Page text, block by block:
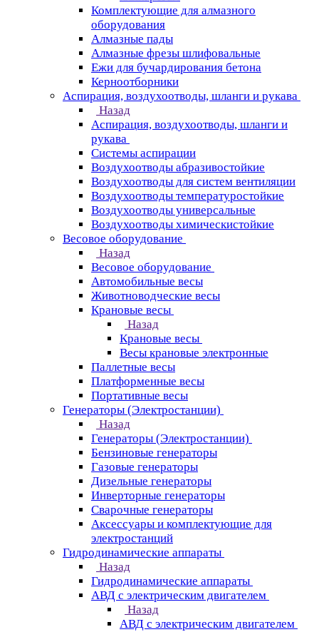
Комплектующие для алмазного
оборудования
Алмазные пады
Алмазные фрезы шлифовальные
Ежи для бучардирования бетона
Керноотборники
Аспирация, воздухоотводы, шланги и рукава
Назад
Аспирация, воздухоотводы, шланги и
рукава
Системы аспирации
Воздухоотводы абразивостойкие
Воздухоотводы для систем вентиляции
Воздухоотводы температуростойкие
Воздухоотводы универсальные
Воздухоотводы химическистойкие
Весовое оборудование
Назад
Весовое оборудование
Автомобильные весы
Животноводческие весы
Крановые весы
Назад
Крановые весы
Весы крановые электронные
Паллетные весы
Платформенные весы
Портативные весы
Генераторы (Электростанции)
Назад
Генераторы (Электростанции)
Бензиновые генераторы
Газовые генераторы
Дизельные генераторы
Инверторные генераторы
Сварочные генераторы
Аксессуары и комплектующие для
электростанций
Гидродинамические аппараты
Назад
Гидродинамические аппараты
АВД с электрическим двигателем
Назад
АВД с электрическим двигателем